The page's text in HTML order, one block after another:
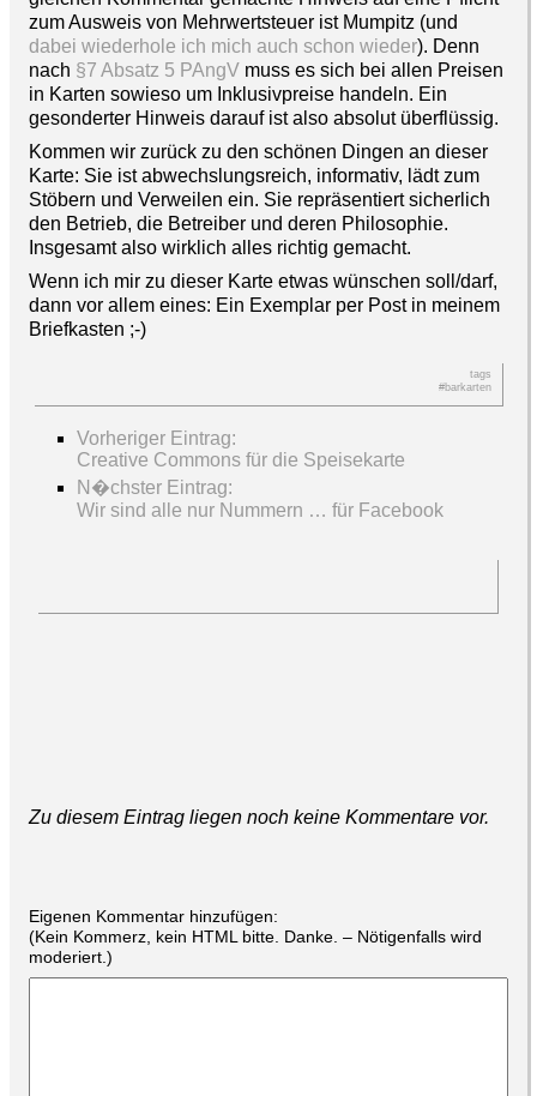
zum Ausweis von Mehrwertsteuer ist Mumpitz (und
dabei wiederhole ich mich auch schon wieder). Denn
nach §7 Absatz 5 PAngV muss es sich bei allen Preisen
in Karten sowieso um Inklusivpreise handeln. Ein
gesonderter Hinweis darauf ist also absolut überflüssig.
Kommen wir zurück zu den schönen Dingen an dieser
Karte: Sie ist abwechslungsreich, informativ, lädt zum
Stöbern und Verweilen ein. Sie repräsentiert sicherlich
den Betrieb, die Betreiber und deren Philosophie.
Insgesamt also wirklich alles richtig gemacht.
Wenn ich mir zu dieser Karte etwas wünschen soll/darf,
dann vor allem eines: Ein Exemplar per Post in meinem
Briefkasten ;-)
tags
#barkarten
Vorheriger Eintrag:
Creative Commons für die Speisekarte
N�chster Eintrag:
Wir sind alle nur Nummern … für Facebook
Zu diesem Eintrag liegen noch keine Kommentare vor.
Eigenen Kommentar hinzufügen:
(Kein Kommerz, kein HTML bitte. Danke. – Nötigenfalls wird
moderiert.)